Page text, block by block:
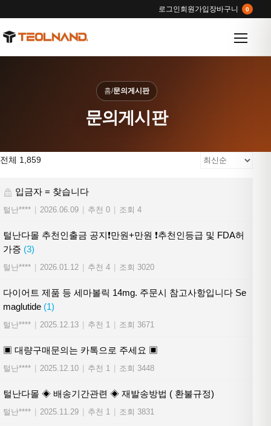
로그인회원가입장바구니 0
홈/문의게시판
문의게시판
전체 1,859
입금자 = 찾습니다
털난**** 2026.06.09 추천 0 조회 4
털난다몰 추천인출금 공지❗만원+만원 ❗추천인등급 및 FDA허
가증 (3)
털난**** 2026.01.12 추천 4 조회 3020
다이어트 제품 등 세마볼릭 14mg. 주문시 참고사항입니다 Se
maglutide (1)
털난**** 2025.12.13 추천 1 조회 3671
▣ 대량구매문의는 카톡으로 주세요 ▣
털난**** 2025.12.10 추천 1 조회 3448
털난다몰 ◈ 배송기간관련 ◈ 재발송방법 ( 환불규정)
털난**** 2025.11.29 추천 1 조회 3831